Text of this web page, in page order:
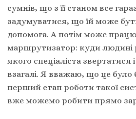
сумнів, що з її станом все
задумуватися, що їй може
допомога. А потім може
маршрутизатор: куди людині
якого спеціаліста звертатися
взагалі. Я вважаю, що це було
перший етап роботи такої
вже можемо робити прямо